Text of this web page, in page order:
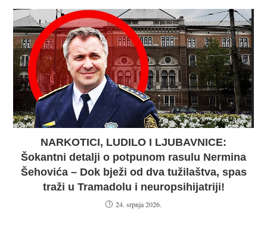
NARKOTICI, LUDILO I LJUBAVNICE:
Šokantni detalji o potpunom rasulu Nermina
Šehovića – Dok bježi od dva tužilaštva, spas
traži u Tramadolu i neuropsihijatriji!
24. srpnja 2026.